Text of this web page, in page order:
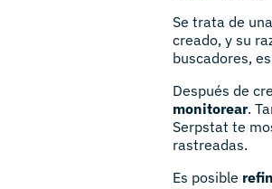
Se trata de
creado, y su
buscadores,
Después de
monitorear.
Serpstat te
rastreadas.
Es posible